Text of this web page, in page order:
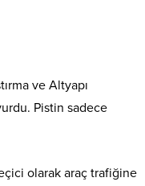
ve Altyapı
Pistin sadece
olarak araç trafiğine